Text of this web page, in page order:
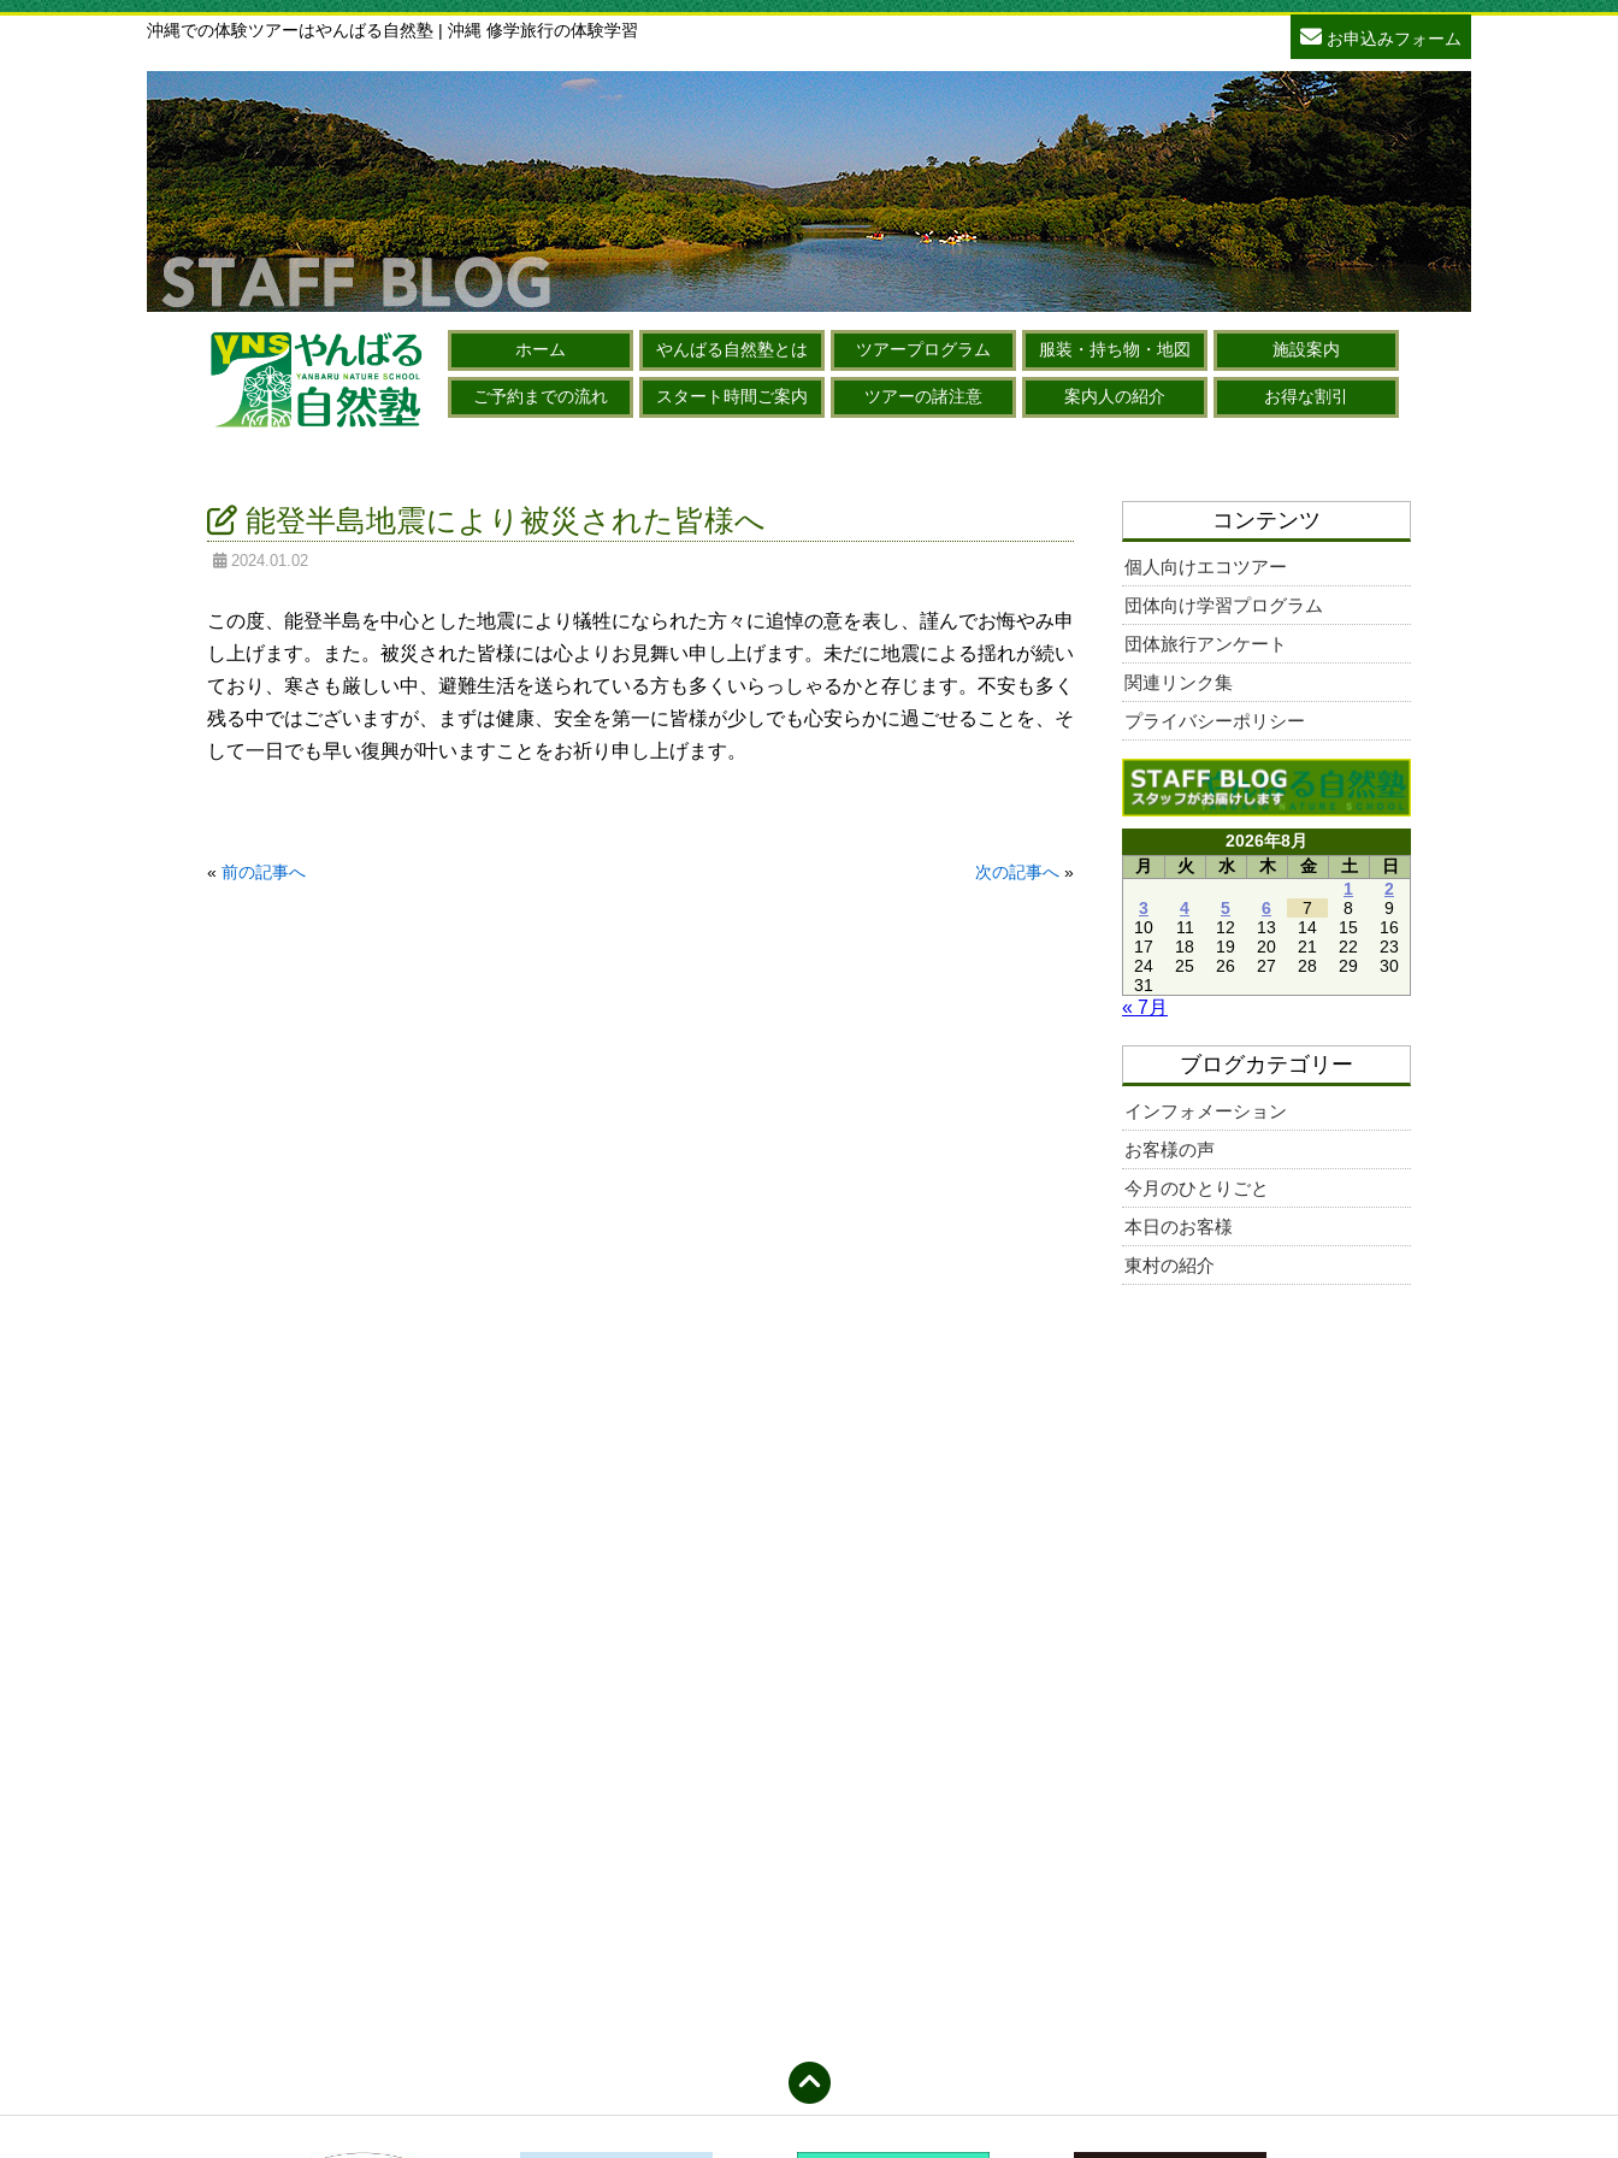
沖縄での体験ツアーはやんばる自然塾 | 沖縄 修学旅行の体験学習 お申込みフォーム
ホーム やんばる自然塾とは ツアープログラム 服装・持ち物・地図 施設案内
ご予約までの流れ スタート時間ご案内 ツアーの諸注意 案内人の紹介 お得な割引
能登半島地震により被災された皆様へ
2024.01.02
この度、能登半島を中心とした地震により犠牲になられた方々に追悼の意を表し、謹んでお悔やみ申
し上げます。また。被災された皆様には心よりお見舞い申し上げます。未だに地震による揺れが続い
ており、寒さも厳しい中、避難生活を送られている方も多くいらっしゃるかと存じます。不安も多く
残る中ではございますが、まずは健康、安全を第一に皆様が少しでも心安らかに過ごせることを、そ
して一日でも早い復興が叶いますことをお祈り申し上げます。
« 前の記事へ 次の記事へ »
コンテンツ
個人向けエコツアー
団体向け学習プログラム
団体旅行アンケート
関連リンク集
プライバシーポリシー
2026年8月
月
火 水 木 金 土
日
1
2
3
4 5 6 7 8
9
10
11 12 13 14 15
16
17
18 19 20 21 22
23
24
25 26 27 28 29
30
31
« 7月
ブログカテゴリー
インフォメーション
お客様の声
今月のひとりごと
本日のお客様
東村の紹介